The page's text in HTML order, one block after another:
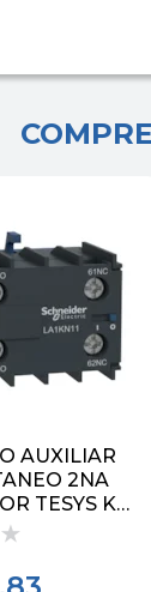
AUXILIAR
2NA
TESYS K
SCHNEIDER